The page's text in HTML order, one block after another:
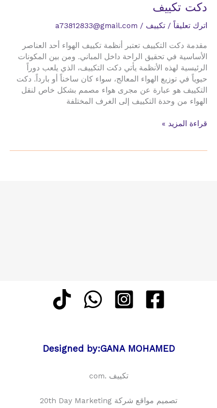
دكت تكييف
اترك تعليقاً / تكييف /
a73812833@gmail.com
مقدمة دكت التكييف تعتبر أنظمة تكييف الهواء أحد العناصر
الأساسية في تحقيق الراحة داخل المباني. ومن بين المكونات
الرئيسية لهذه الأنظمة يأتي دكت التكييف، الذي يلعب دوراً
حيوياً في توزيع الهواء المعالج، سواء كان ساخناً أو بارداً. دكت
التكييف هو عبارة عن مجرى هواء مصمم بشكل خاص لنقل
الهواء من وحدة التكييف إلى الغرف المختلفة
دكت
قراءة المزيد »
Designed by:GANA MOHAMED
تكييف .com
تصميم مواقع شركة 20th Day Marketing